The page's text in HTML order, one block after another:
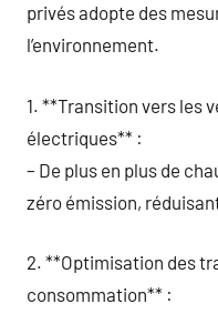
privés adopte des
l’environnement.
1. **Transition vers les
électriques** :
– De plus en plus de
zéro émission,
2. **Optimisation des
consommation** :